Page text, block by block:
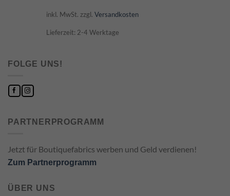
inkl. MwSt. zzgl. Versandkosten
Lieferzeit: 2-4 Werktage
FOLGE UNS!
PARTNERPROGRAMM
Jetzt für Boutiquefabrics werben und Geld verdienen!
Zum Partnerprogramm
ÜBER UNS